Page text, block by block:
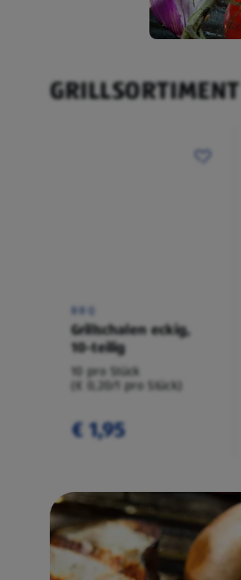
GRILLSORTIMENT
BBQ
Grillschalen eckig,
10-teilig
10 pro Stück
(€ 0,20/1 pro Stück)
€ 1,95